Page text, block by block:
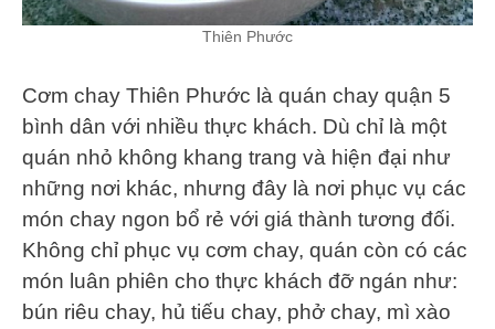
Thiên Phước
Cơm chay Thiên Phước là quán chay quận 5
bình dân với nhiều thực khách. Dù chỉ là một
quán nhỏ không khang trang và hiện đại như
những nơi khác, nhưng đây là nơi phục vụ các
món chay ngon bổ rẻ với giá thành tương đối.
Không chỉ phục vụ cơm chay, quán còn có các
món luân phiên cho thực khách đỡ ngán như:
bún riêu chay, hủ tiếu chay, phở chay, mì xào